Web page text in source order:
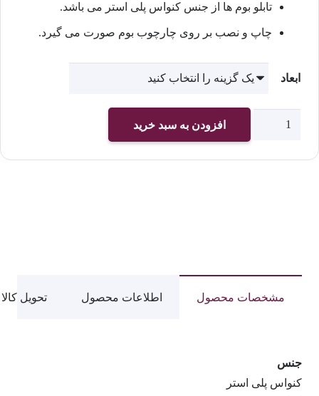
تابلو بوم ها از جنس کنواس پلی استر می باشد.
چاپ و نصب بر روی چارچوب بوم صورت می گیرد.
ابعاد
چاپ
بوم
افزودن به سبد خرید
مشخصات محصول اطلاعات محصول تحویل کالا
جنس
کنواس پلی استر